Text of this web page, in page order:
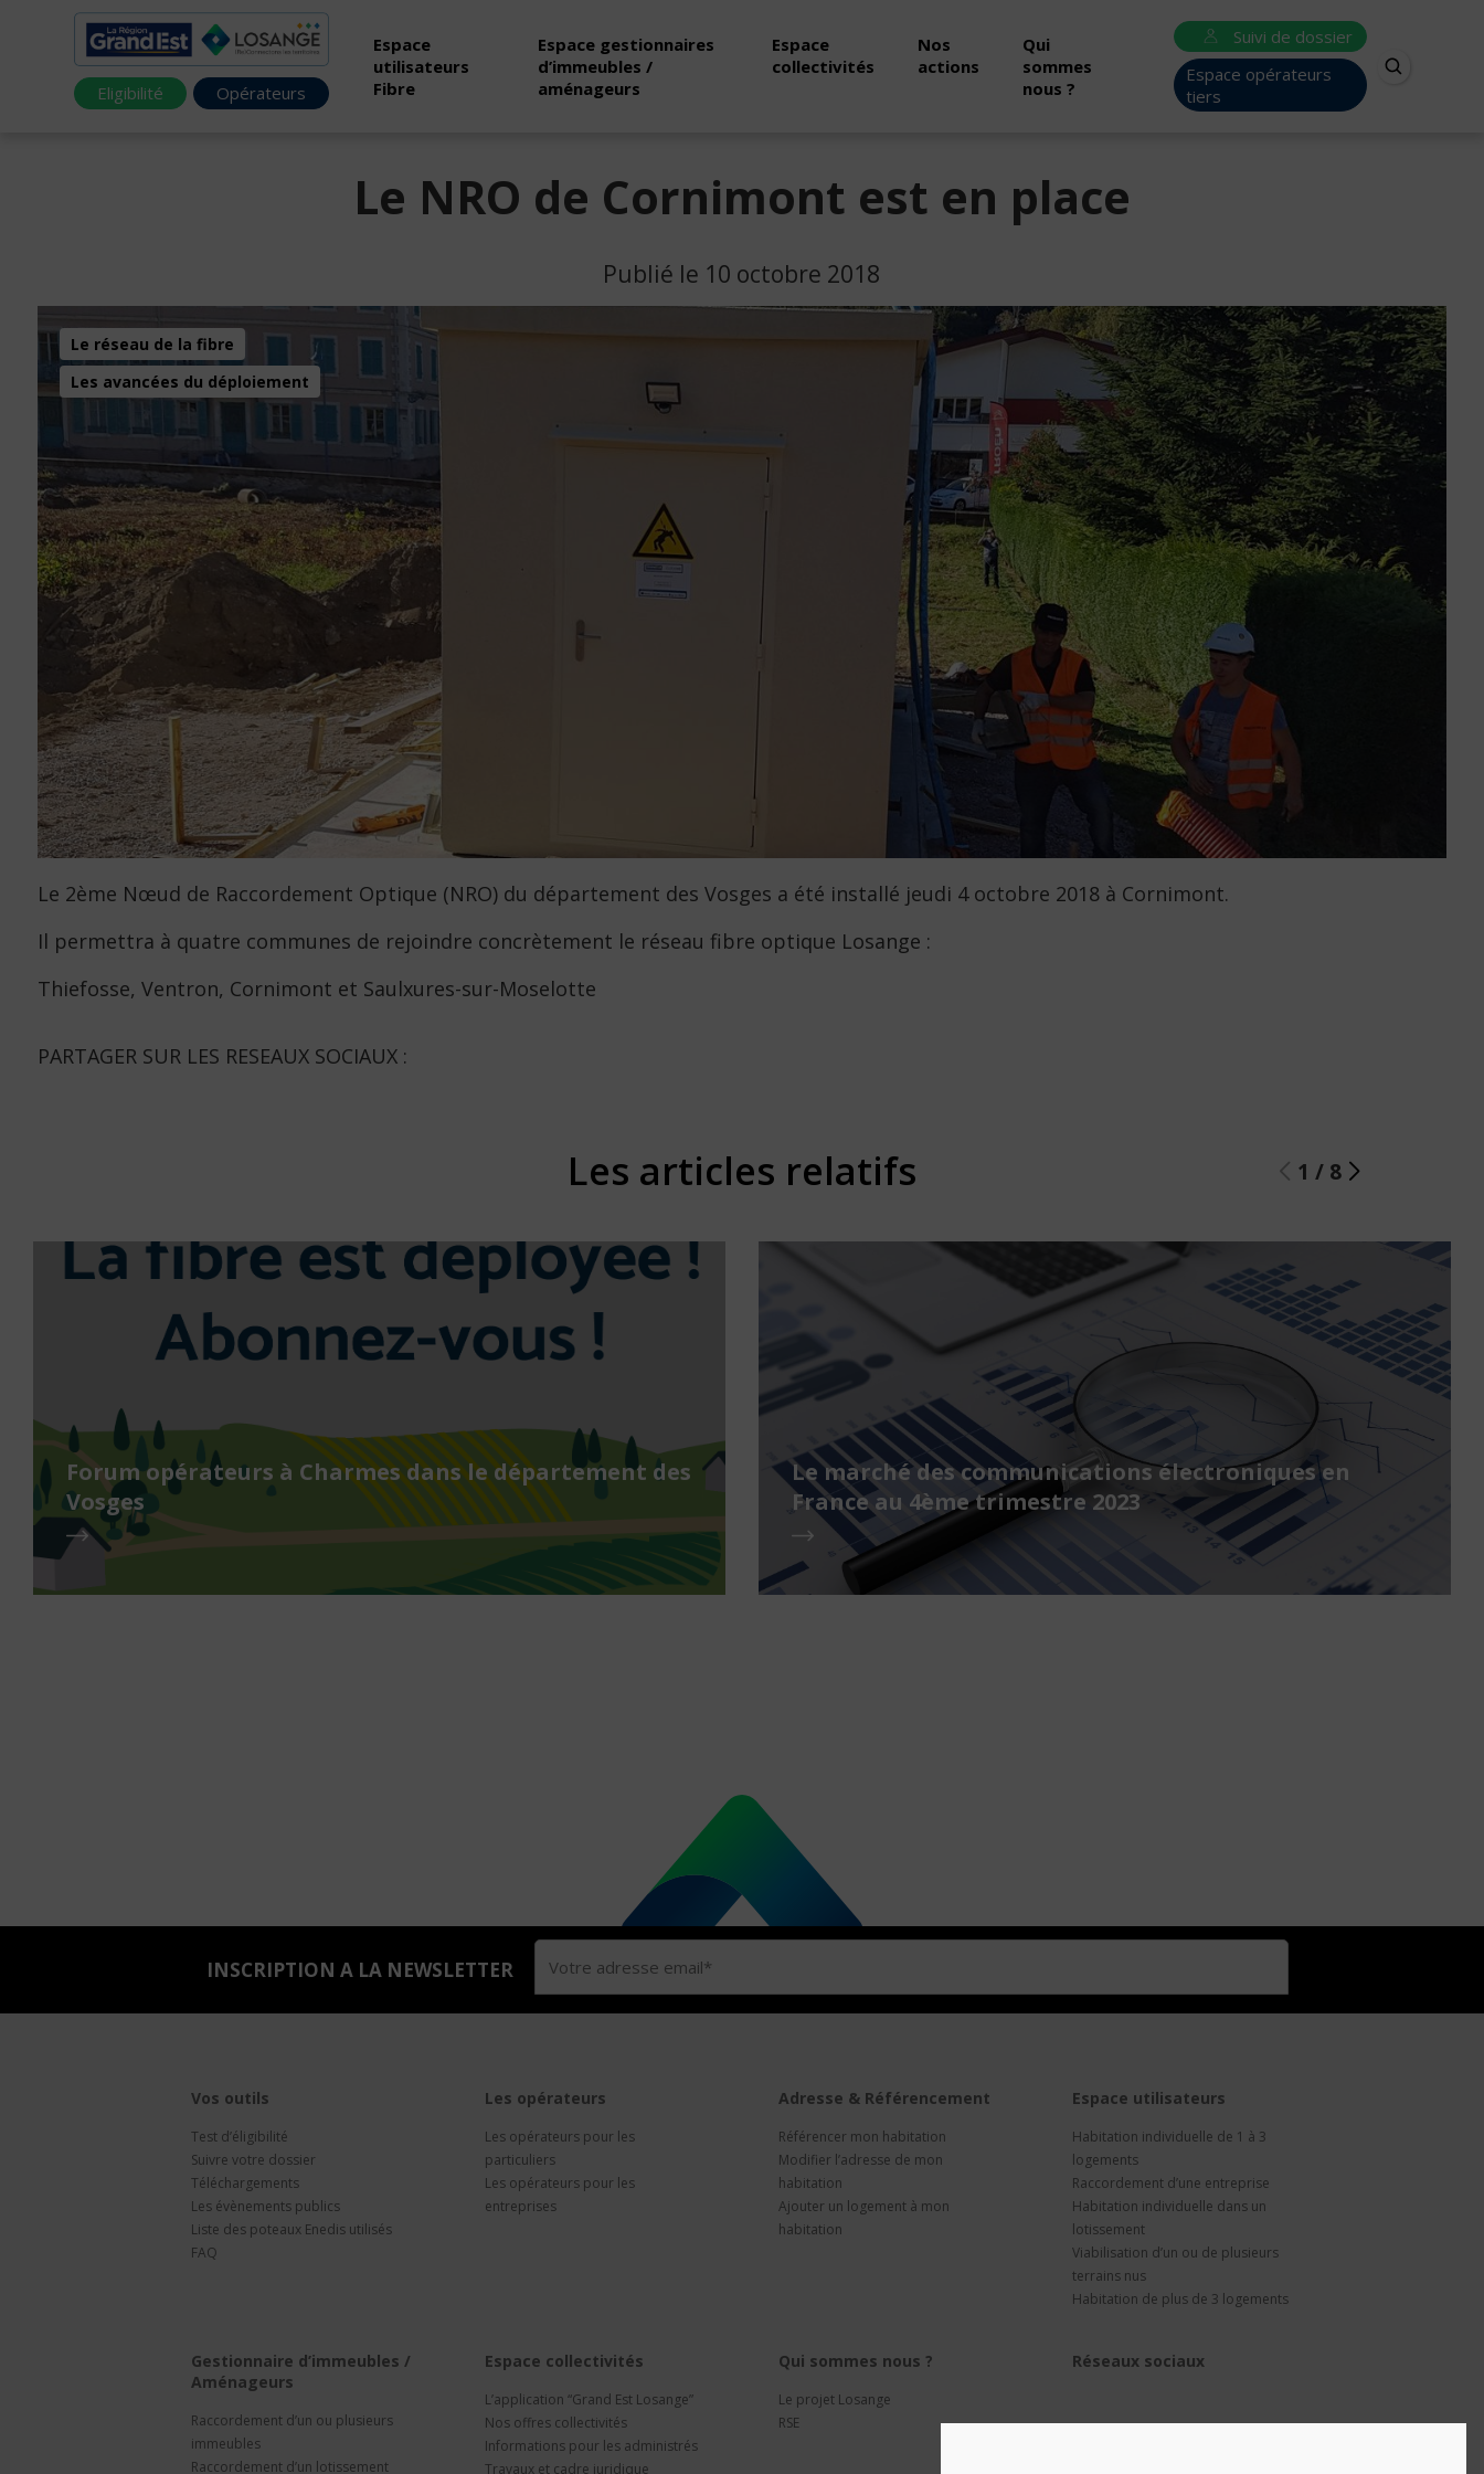
Eligibilité Opérateurs
Espace
utilisateurs
Fibre
Espace gestionnaires
d’immeubles /
aménageurs
Espace
collectivités
Nos
actions
Qui
sommes
nous ?
Suivi de dossier
Espace opérateurs
tiers
Le NRO de Cornimont est en place
Publié le 10 octobre 2018
Le réseau de la fibre
Les avancées du déploiement
Le 2ème Nœud de Raccordement Optique (NRO) du département des Vosges a été installé jeudi 4 octobre 2018 à Cornimont.
Il permettra à quatre communes de rejoindre concrètement le réseau fibre optique Losange :
Thiefosse, Ventron, Cornimont et Saulxures-sur-Moselotte
PARTAGER SUR LES RESEAUX SOCIAUX :
Les articles relatifs 1 / 8
Forum opérateurs à Charmes dans le département des
Vosges
Le marché des communications électroniques en
France au 4ème trimestre 2023
INSCRIPTION A LA NEWSLETTER
Vos outils
Test d’éligibilité
Suivre votre dossier
Téléchargements
Les évènements publics
Liste des poteaux Enedis utilisés
FAQ
Les opérateurs
Les opérateurs pour les
particuliers
Les opérateurs pour les
entreprises
Adresse & Référencement
Référencer mon habitation
Modifier l’adresse de mon
habitation
Ajouter un logement à mon
habitation
Espace utilisateurs
Habitation individuelle de 1 à 3
logements
Raccordement d’une entreprise
Habitation individuelle dans un
lotissement
Viabilisation d’un ou de plusieurs
terrains nus
Habitation de plus de 3 logements
Gestionnaire d’immeubles /
Aménageurs
Raccordement d’un ou plusieurs
immeubles
Raccordement d’un lotissement
Espace collectivités
L’application “Grand Est Losange”
Nos offres collectivités
Informations pour les administrés
Travaux et cadre juridique
Qui sommes nous ?
Le projet Losange
RSE
Réseaux sociaux